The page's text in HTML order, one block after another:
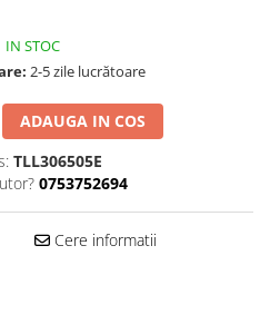
IN STOC
2-5 zile lucrătoare
ADAUGA IN COS
TLL306505E
0753752694
Cere informatii